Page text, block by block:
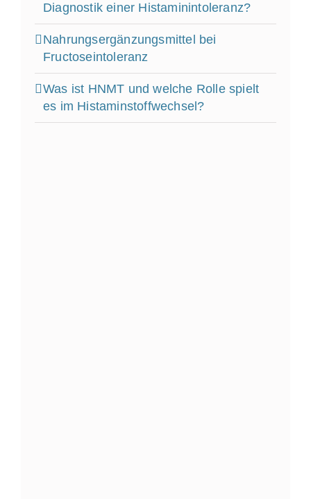
Diagnostik einer Histaminintoleranz?
Nahrungsergänzungsmittel bei
Fructoseintoleranz
Was ist HNMT und welche Rolle spielt
es im Histaminstoffwechsel?